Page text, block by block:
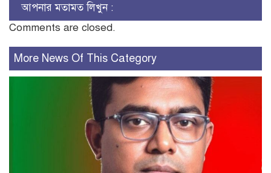
আপনার মতামত লিখুন :
Comments are closed.
More News Of This Category